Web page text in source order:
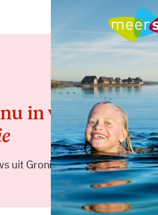
in voor de
uit Groningen elke middag in je